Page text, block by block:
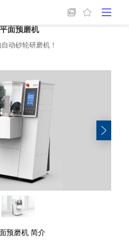
Rigider-Pre立式自动平面预磨机
面预磨机
动砂轮研磨机！
预磨机 简介